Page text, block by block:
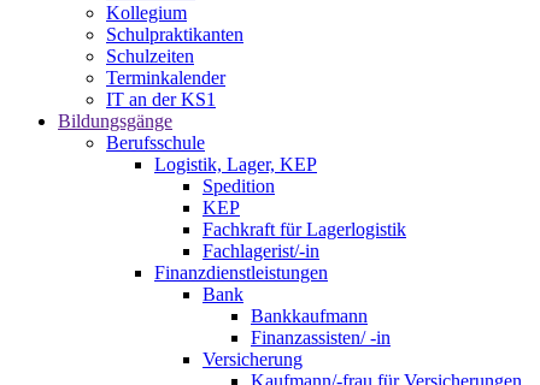
Kollegium
Schulpraktikanten
Schulzeiten
Terminkalender
IT an der KS1
Bildungsgänge
Berufsschule
Logistik, Lager, KEP
Spedition
KEP
Fachkraft für Lagerlogistik
Fachlagerist/-in
Finanzdienstleistungen
Bank
Bankkaufmann
Finanzassisten/ -in
Versicherung
Kaufmann/-frau für Versicherungen